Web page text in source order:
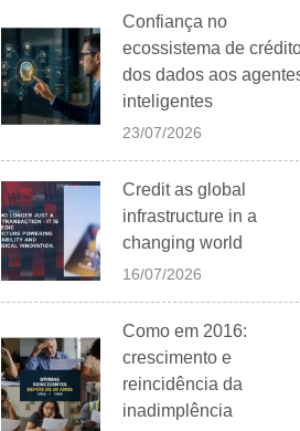
Confiança no
ecossistema de
dos dados aos
inteligentes
23/07/2026
Credit as global
infrastructure in a
changing world
16/07/2026
Como em 2016:
crescimento e
reincidência da
inadimplência